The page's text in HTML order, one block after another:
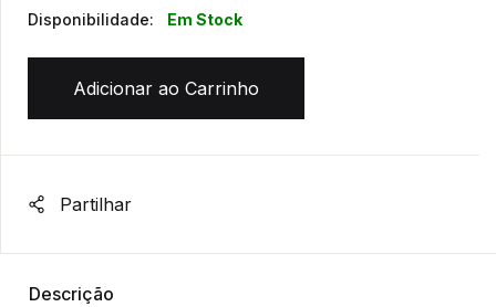
Disponibilidade:
Em Stock
Adicionar ao Carrinho
Partilhar
Descrição